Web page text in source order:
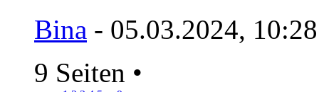
Bina - 05.03.2024,
9 Seiten •